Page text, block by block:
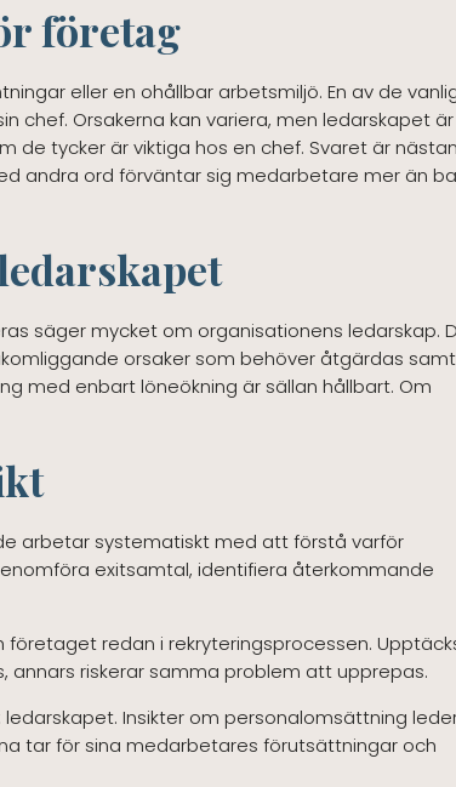
företag
eller en ohållbar arbetsmiljö. En av de
chef. Orsakerna kan variera, men ledarskapet
de tycker är viktiga hos en chef. Svaret är
andra ord förväntar sig medarbetare mer än
säger mycket om organisationens ledarskap.
orsaker som behöver åtgärdas samt
med enbart löneökning är sällan hållbart. Om
arbetar systematiskt med att förstå varför
exitsamtal, identifiera återkommande
redan i rekryteringsprocessen.
annars riskerar samma problem att upprepas.
Insikter om personalomsättning
tar för sina medarbetares förutsättningar och